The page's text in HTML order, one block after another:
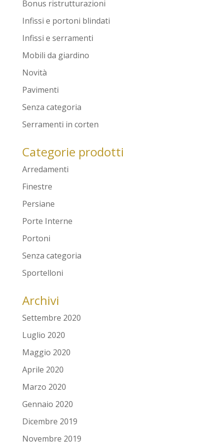
Bonus ristrutturazioni
Infissi e portoni blindati
Infissi e serramenti
Mobili da giardino
Novità
Pavimenti
Senza categoria
Serramenti in corten
Categorie prodotti
Arredamenti
Finestre
Persiane
Porte Interne
Portoni
Senza categoria
Sportelloni
Archivi
Settembre 2020
Luglio 2020
Maggio 2020
Aprile 2020
Marzo 2020
Gennaio 2020
Dicembre 2019
Novembre 2019